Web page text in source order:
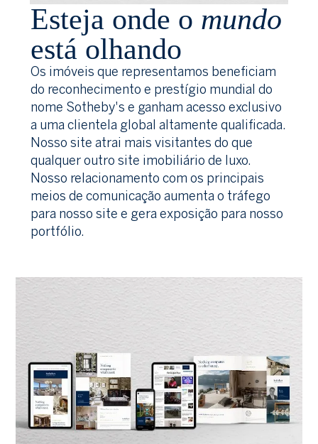
Esteja onde o mundo
está olhando
Os imóveis que representamos beneficiam
do reconhecimento e prestígio mundial do
nome Sotheby's e ganham acesso exclusivo
a uma clientela global altamente qualificada.
Nosso site atrai mais visitantes do que
qualquer outro site imobiliário de luxo.
Nosso relacionamento com os principais
meios de comunicação aumenta o tráfego
para nosso site e gera exposição para nosso
portfólio.